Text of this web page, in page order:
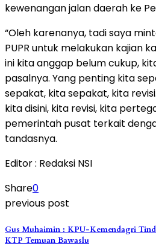
kewenangan jalan daerah ke
“Oleh karenanya, tadi saya
PUPR untuk melakukan kajian
ini kita anggap belum cukup,
pasalnya. Yang penting kita
sepakat, kita sepakat, kita
kita disini, kita revisi, kita
pemerintah pusat terkait
tandasnya.
Editor : Redaksi NSI
Share0
previous post
Gus Muhaimin : KPU-Kemendagri
KTP Temuan Bawaslu